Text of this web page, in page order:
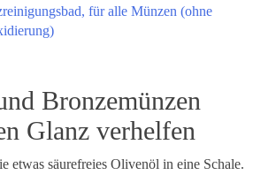
für alle Münzen (ohne
Bronzemünzen
Glanz verhelfen
etwas säurefreies Olivenöl in eine Schale.